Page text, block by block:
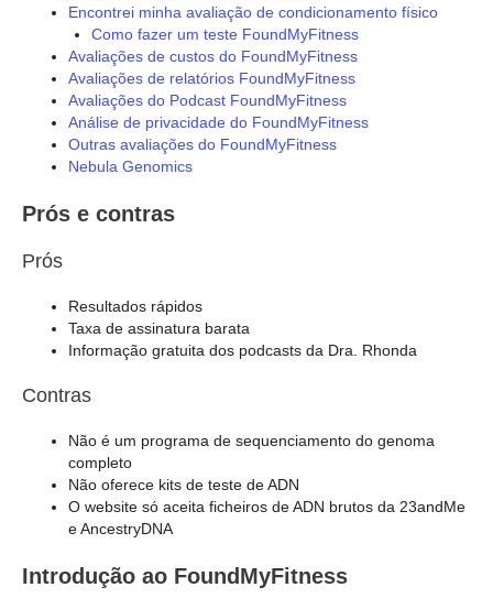
Encontrei minha avaliação de condicionamento físico
Como fazer um teste FoundMyFitness
Avaliações de custos do FoundMyFitness
Avaliações de relatórios FoundMyFitness
Avaliações do Podcast FoundMyFitness
Análise de privacidade do FoundMyFitness
Outras avaliações do FoundMyFitness
Nebula Genomics
Prós e contras
Prós
Resultados rápidos
Taxa de assinatura barata
Informação gratuita dos podcasts da Dra. Rhonda
Contras
Não é um programa de sequenciamento do genoma
completo
Não oferece kits de teste de ADN
O website só aceita ficheiros de ADN brutos da 23andMe
e AncestryDNA
Introdução ao FoundMyFitness